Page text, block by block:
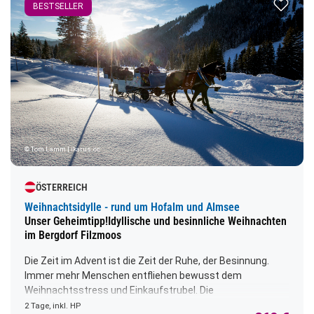
BESTSELLER
© Tom Lamm | ikarus.cc
ÖSTERREICH
Weihnachtsidylle - rund um Hofalm und Almsee
Unser Geheimtipp!Idyllische und besinnliche Weihnachten
im Bergdorf Filzmoos
Die Zeit im Advent ist die Zeit der Ruhe, der Besinnung.
Immer mehr Menschen entfliehen bewusst dem
Weihnachtsstress und Einkaufstrubel. Die
Weihnachtsidylle rund um Hofalm und Almsee lädt ein zu
2 Tage, inkl. HP